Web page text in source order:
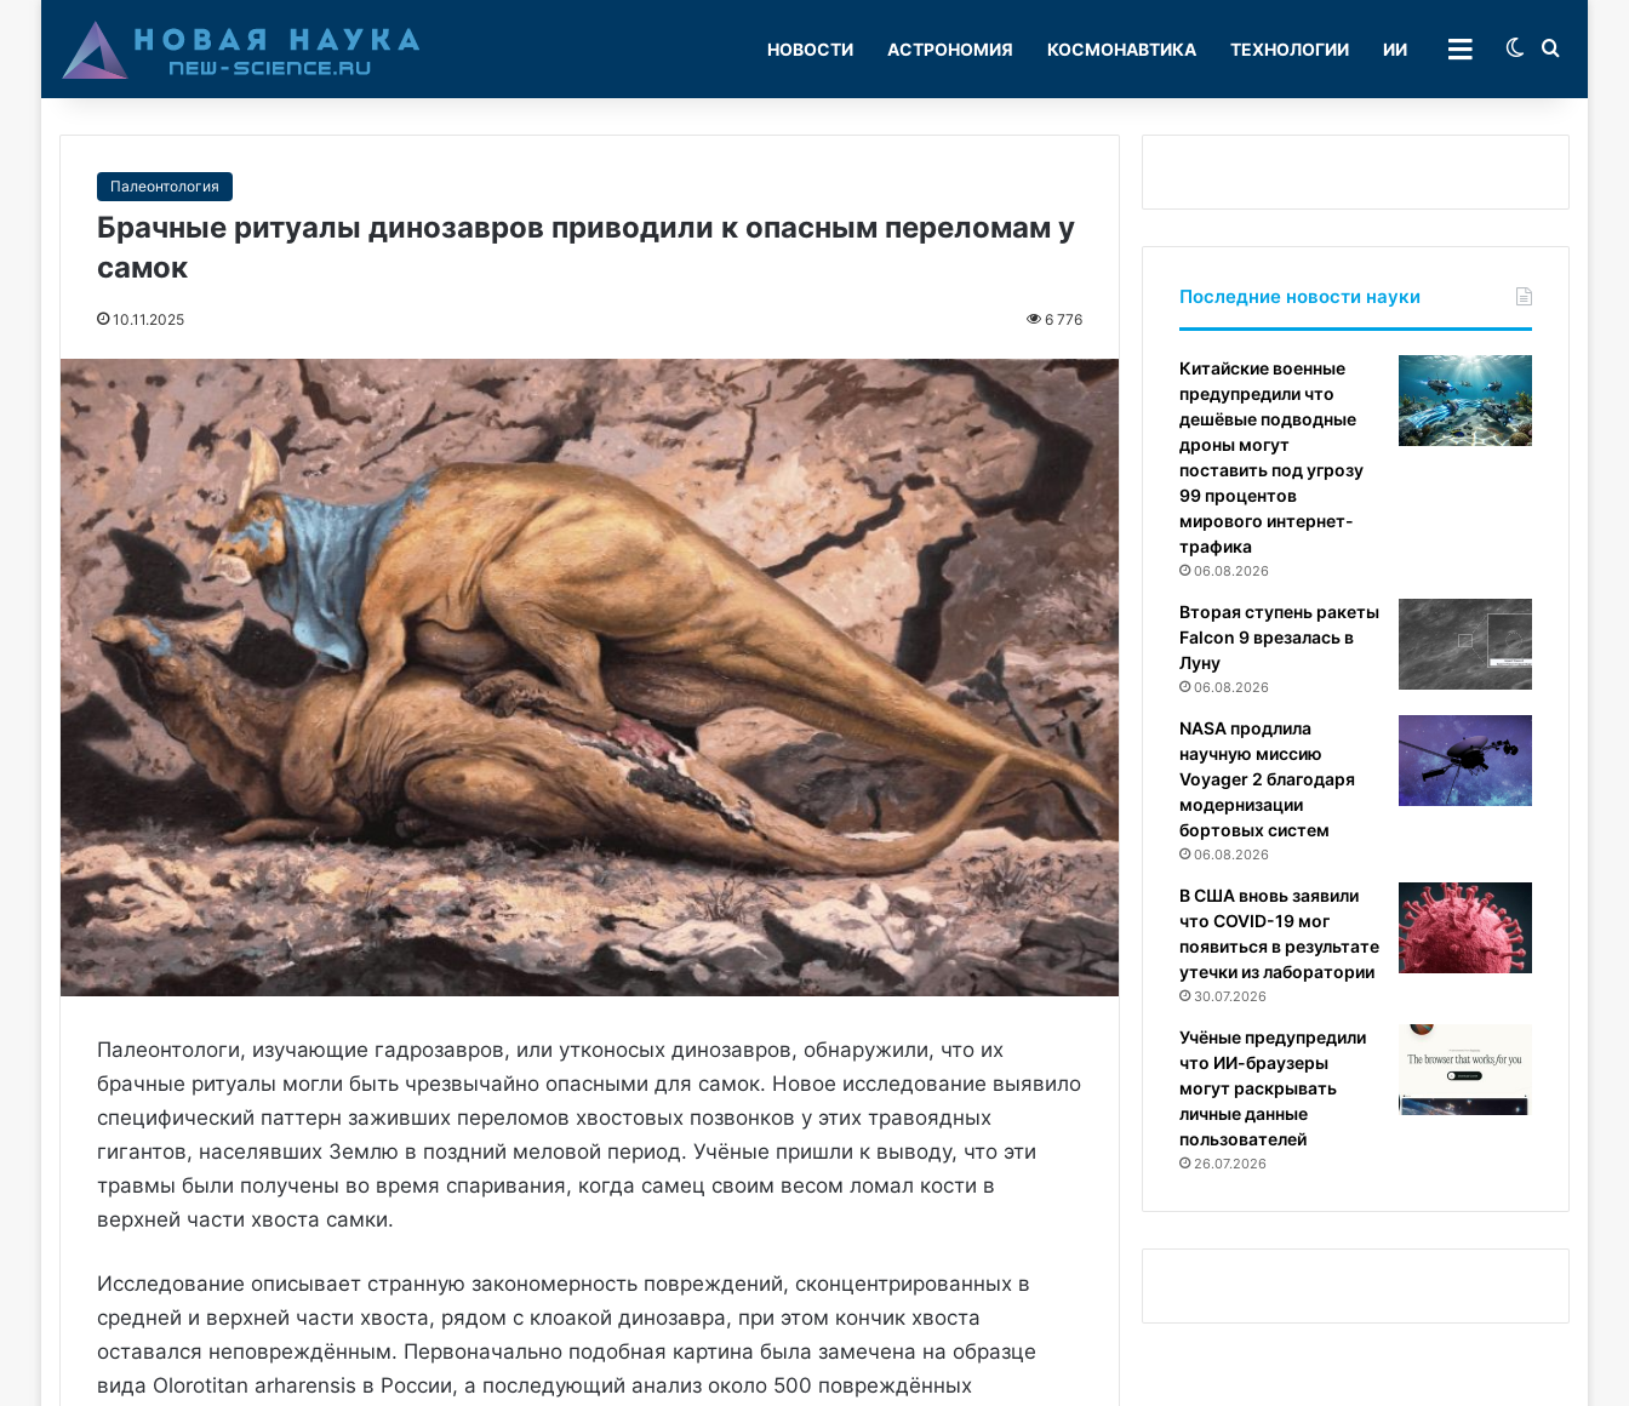
НОВОСТИ АСТРОНОМИЯ КОСМОНАВТИКА ТЕХНОЛОГИИ ИИ РУБРИКИSwitch skin
Палеонтология
Брачные ритуалы динозавров приводили к опасным переломам у
самок
10.11.2025 6 776
Палеонтологи, изучающие гадрозавров, или утконосых динозавров, обнаружили, что их
брачные ритуалы могли быть чрезвычайно опасными для самок. Новое исследование выявило
специфический паттерн заживших переломов хвостовых позвонков у этих травоядных
гигантов, населявших Землю в поздний меловой период. Учёные пришли к выводу, что эти
травмы были получены во время спаривания, когда самец своим весом ломал кости в
верхней части хвоста самки.
Исследование описывает странную закономерность повреждений, сконцентрированных в
средней и верхней части хвоста, рядом с клоакой динозавра, при этом кончик хвоста
оставался неповреждённым. Первоначально подобная картина была замечена на образце
вида Olorotitan arharensis в России, а последующий анализ около 500 повреждённых
Последние новости науки
Китайские военные
предупредили что
дешёвые подводные
дроны могут
поставить под угрозу
99 процентов
мирового интернет-
трафика
06.08.2026
Вторая ступень ракеты
Falcon 9 врезалась в
Луну
06.08.2026
NASA продлила
научную миссию
Voyager 2 благодаря
модернизации
бортовых систем
06.08.2026
В США вновь заявили
что COVID-19 мог
появиться в результате
утечки из лаборатории
30.07.2026
Учёные предупредили
что ИИ-браузеры
могут раскрывать
личные данные
пользователей
26.07.2026